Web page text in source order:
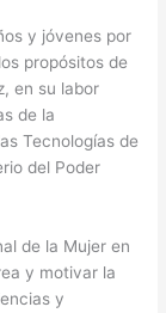
y jóvenes por
propósitos de
en su labor
de la
Tecnologías de
del Poder
de la Mujer en
y motivar la
y